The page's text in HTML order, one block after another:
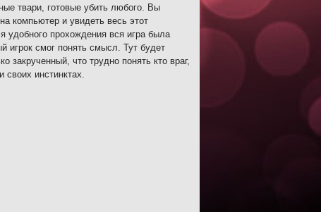
твари, готовые убить любого. Вы
компьютер и увидеть весь этот
удобного прохождения вся игра была
игрок смог понять смысл. Тут будет
закрученный, что трудно понять кто враг,
своих инстинктах.